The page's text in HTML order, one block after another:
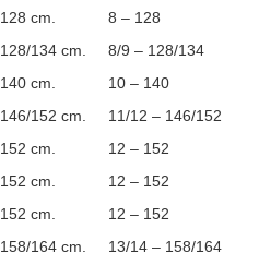
128 cm.
8 – 128
128/134 cm.
8/9 – 128/134
140 cm.
10 – 140
146/152 cm.
11/12 – 146/152
152 cm.
12 – 152
152 cm.
12 – 152
152 cm.
12 – 152
158/164 cm. 13/14 – 158/164